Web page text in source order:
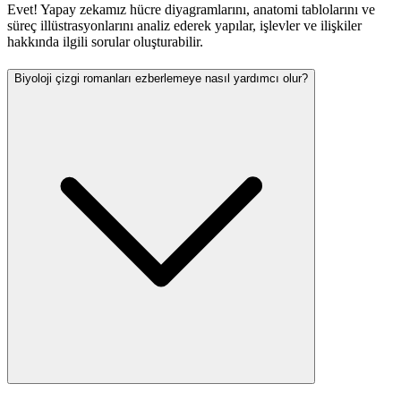
Evet! Yapay zekamız hücre diyagramlarını, anatomi tablolarını ve
süreç illüstrasyonlarını analiz ederek yapılar, işlevler ve ilişkiler
hakkında ilgili sorular oluşturabilir.
Biyoloji çizgi romanları ezberlemeye nasıl yardımcı olur?